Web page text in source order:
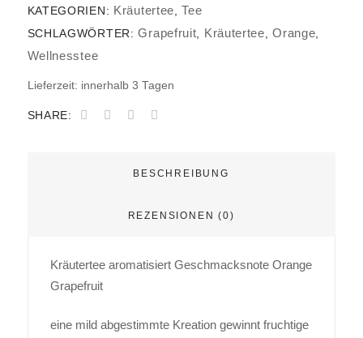
KATEGORIEN: Kräutertee ,Tee
SCHLAGWÖRTER:Grapefruit Kräutertee ,Orange
Wellnesstee
Lieferzeit: innerhalb 3 Tagen
SHARE:
BESCHREIBUNG
REZENSIONEN (0)
Kräutertee aromatisiert Geschmacksnote Orange
Grapefruit
eine mild abgestimmte Kreation gewinnt fruchtige